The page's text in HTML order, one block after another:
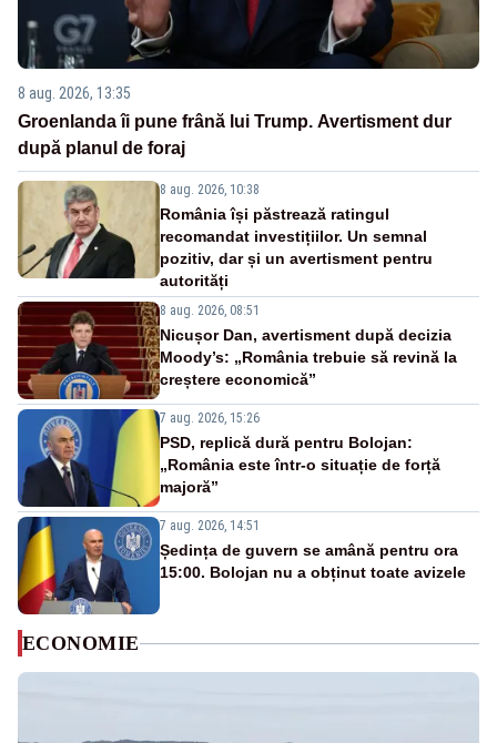
8 aug. 2026, 13:35
Groenlanda îi pune frână lui Trump. Avertisment dur
după planul de foraj
8 aug. 2026, 10:38
România își păstrează ratingul
recomandat investițiilor. Un semnal
pozitiv, dar și un avertisment pentru
autorități
8 aug. 2026, 08:51
Nicușor Dan, avertisment după decizia
Moody’s: „România trebuie să revină la
creștere economică”
7 aug. 2026, 15:26
PSD, replică dură pentru Bolojan:
„România este într-o situație de forță
majoră”
7 aug. 2026, 14:51
Ședința de guvern se amână pentru ora
15:00. Bolojan nu a obținut toate avizele
ECONOMIE